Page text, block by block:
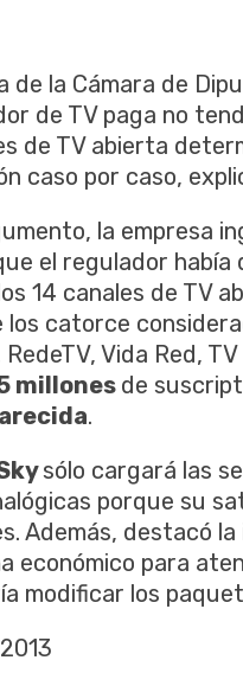
de la Cámara de
de TV paga no
de TV abierta
caso por caso,
la empresa
el regulador
14 canales de TV
los catorce
RedeTV, Vida Red, TV
millones de
.
sólo cargará las
porque su
Además, destacó
económico para
modificar los